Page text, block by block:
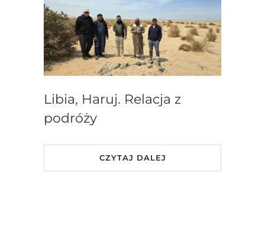
Libia, Haruj. Relacja z
podróży
CZYTAJ DALEJ